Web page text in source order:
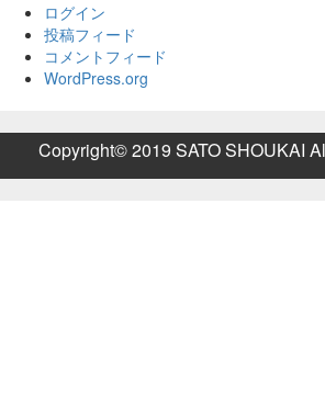
ログイン
投稿フィード
コメントフィード
WordPress.org
Copyright© 2019 SATO SHOUKAI